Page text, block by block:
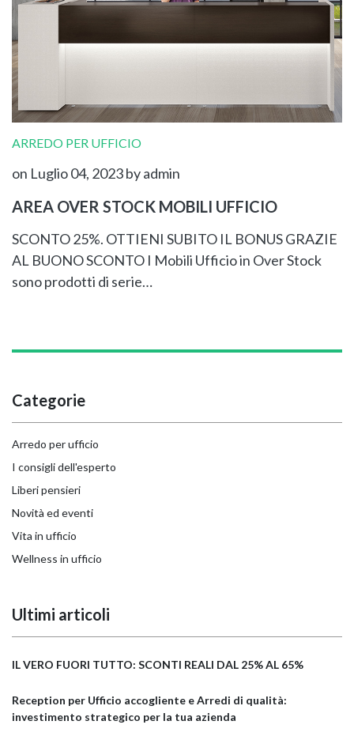
ARREDO PER UFFICIO
on Luglio 04, 2023by admin
AREA OVER STOCK MOBILI UFFICIO
SCONTO 25%. OTTIENI SUBITO IL BONUS GRAZIE
AL BUONO SCONTO I Mobili Ufficio in Over Stock
sono prodotti di serie…
Categorie
Arredo per ufficio
I consigli dell'esperto
Liberi pensieri
Novità ed eventi
Vita in ufficio
Wellness in ufficio
Ultimi articoli
IL VERO FUORI TUTTO: SCONTI REALI DAL 25% AL 65%
Reception per Ufficio accogliente e Arredi di qualità:
investimento strategico per la tua azienda